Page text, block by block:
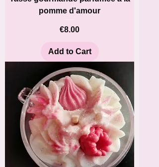
pomme d'amour
Price
€8.00
Add to Cart